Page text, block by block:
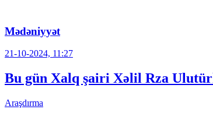
Mədəniyyət
21-10-2024, 11:27
Bu gün Xalq şairi Xəlil Rza
Araşdırma